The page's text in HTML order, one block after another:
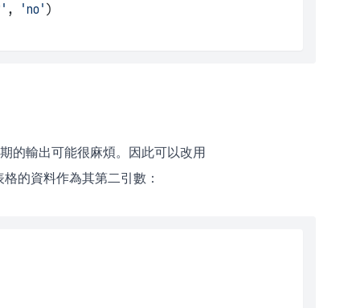
, 'no' )
的輸出可能很麻煩。因此可以改用
的資料作為其第二引數：